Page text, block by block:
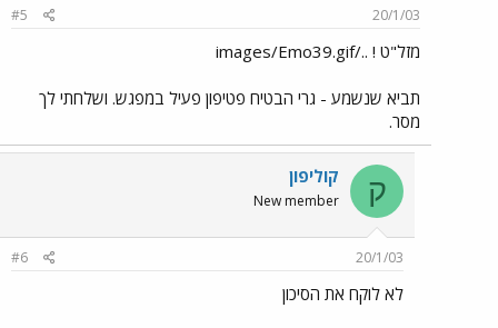
20/1/03
#5
מזל"ט ! ../images/Emo39.gif
תביא שנשמע - גרי הבטיח פטיפון פעיל במפגש. ושלחתי לך
מסר.
ק קוליפון
New member
20/1/03
#6
לא לוקח את הסיכון